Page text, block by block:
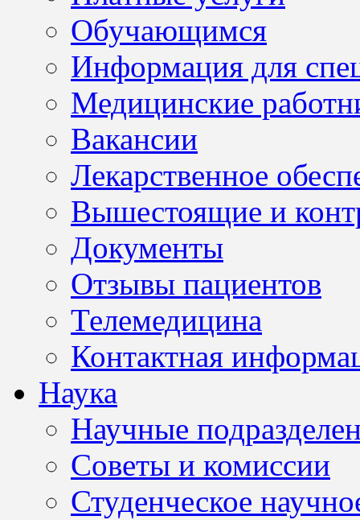
Обучающимся
Информация для
Медицинские
Вакансии
Лекарственное
Вышестоящие и
Документы
Отзывы пациентов
Телемедицина
Контактная
Наука
Научные
Советы и комиссии
Студенческое